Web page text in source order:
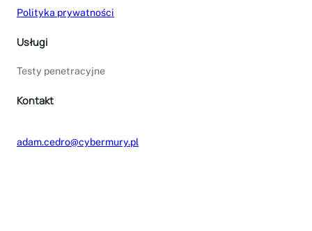
Polityka prywatności
Usługi
Testy penetracyjne
Kontakt
adam.cedro@cybermury.pl